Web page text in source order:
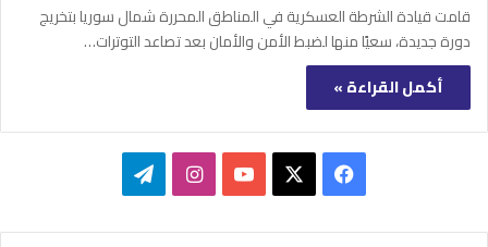
قامت قيادة الشرطة العسكرية في المناطق المحررة شمال سوريا بتخريج
دورة جديدة، سعيًا منها لضبط الأمن والأمان بعد تصاعد التوترات…
أكمل القراءة »
فيسبوك ‫YouTubeانستقرامتيلقرام